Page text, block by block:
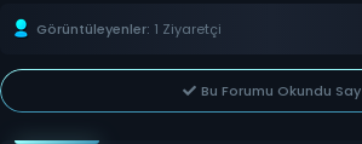
Görüntüleyenler: 1 Ziyaretçi
Bu Forumu Okundu Say